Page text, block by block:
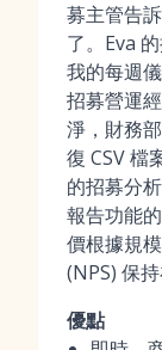
募主管告
了。Eva
我的每週
招募營運
淨，財務
復 CSV 檔
的招募分
報告功能
價根據規
(NPS) 保
優點